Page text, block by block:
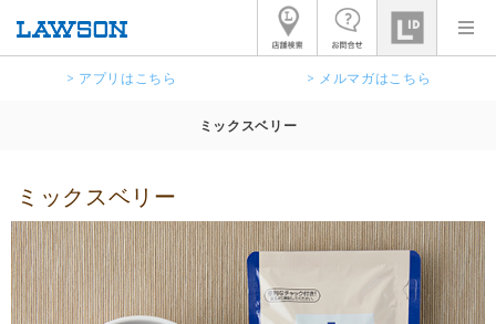
> アプリはこちら > メルマガはこちら
ミックスベリー
ミックスベリー